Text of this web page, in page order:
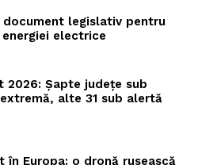
document legislativ pentru
electrice
2026: Șapte județe sub
alte 31 sub alertă
Europa: o dronă rusească